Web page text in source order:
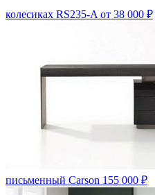
колесиках RS235-A от 38 000 ₽
письменный Carson 155 000 ₽